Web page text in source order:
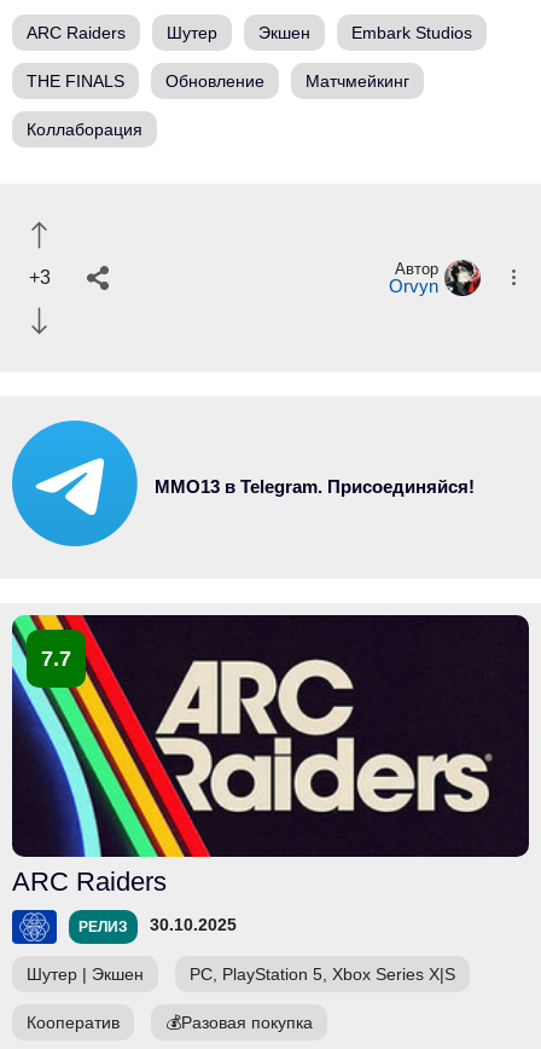
ARC Raiders Шутер Экшен Embark Studios
THE FINALS Обновление Матчмейкинг
Коллаборация
+3 Автор
Orvyn
MMO13 в Telegram. Присоединяйся!
7.7
ARC Raiders
РЕЛИЗ 30.10.2025
Шутер | Экшен PC, PlayStation 5, Xbox Series X|S
Кооператив 💰Разовая покупка